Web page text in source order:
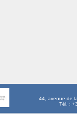
44, avenue de
Tél. :